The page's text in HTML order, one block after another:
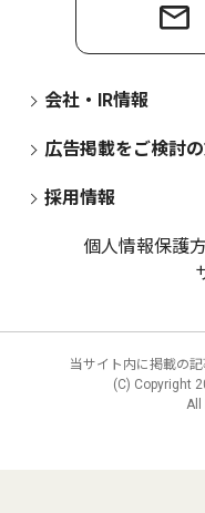
会社・IR情報
広告掲載をご検討
採用情報
個人情報保護
当サイト内に掲載の
(C) Copyright
All